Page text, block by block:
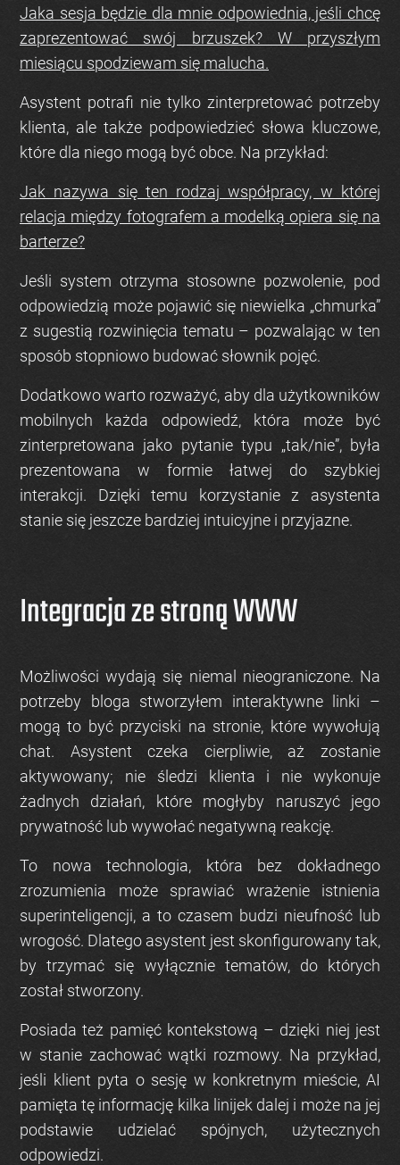
Jaka sesja będzie dla mnie odpowiednia, jeśli chcę
zaprezentować swój brzuszek? W przyszłym
miesiącu spodziewam się malucha.
Asystent potrafi nie tylko zinterpretować potrzeby
klienta, ale także podpowiedzieć słowa kluczowe,
które dla niego mogą być obce. Na przykład:
Jak nazywa się ten rodzaj współpracy, w której
relacja między fotografem a modelką opiera się na
barterze?
Jeśli system otrzyma stosowne pozwolenie, pod
odpowiedzią może pojawić się niewielka „chmurka”
z sugestią rozwinięcia tematu – pozwalając w ten
sposób stopniowo budować słownik pojęć.
Dodatkowo warto rozważyć, aby dla użytkowników
mobilnych każda odpowiedź, która może być
zinterpretowana jako pytanie typu „tak/nie”, była
prezentowana w formie łatwej do szybkiej
interakcji. Dzięki temu korzystanie z asystenta
stanie się jeszcze bardziej intuicyjne i przyjazne.
Integracja ze stroną WWW
Możliwości wydają się niemal nieograniczone. Na
potrzeby bloga stworzyłem interaktywne linki –
mogą to być przyciski na stronie, które wywołują
chat. Asystent czeka cierpliwie, aż zostanie
aktywowany; nie śledzi klienta i nie wykonuje
żadnych działań, które mogłyby naruszyć jego
prywatność lub wywołać negatywną reakcję.
To nowa technologia, która bez dokładnego
zrozumienia może sprawiać wrażenie istnienia
superinteligencji, a to czasem budzi nieufność lub
wrogość. Dlatego asystent jest skonfigurowany tak,
by trzymać się wyłącznie tematów, do których
został stworzony.
Posiada też pamięć kontekstową – dzięki niej jest
w stanie zachować wątki rozmowy. Na przykład,
jeśli klient pyta o sesję w konkretnym mieście, AI
pamięta tę informację kilka linijek dalej i może na jej
podstawie udzielać spójnych, użytecznych
odpowiedzi.